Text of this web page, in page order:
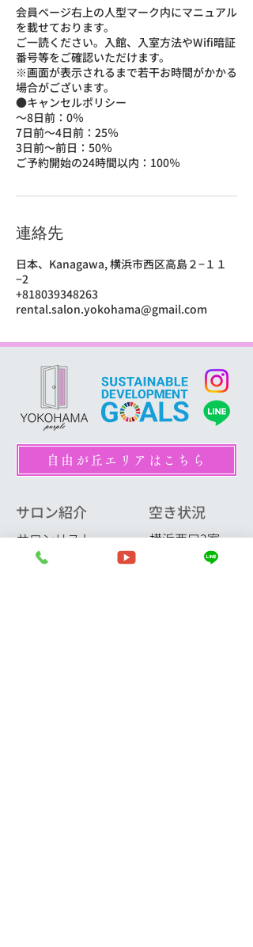
会員ページ右上の人型マーク内にマニュアル
を載せております。
ご一読ください。入館、入室方法やWifi暗証
番号等をご確認いただけます。
※画面が表示されるまで若干お時間がかかる
場合がございます。
●キャンセルポリシー
～8日前：0％
7日前～4日前：25％
3日前〜前日：50％
ご予約開始の24時間以内：100％
連絡先
日本、Kanagawa, 横浜市西区高島２−１１
−2
+818039348263
rental.salon.yokohama@gmail.com
自由が丘エリアはこちら
サロン紹介
サロンリスト
La cage横浜西口
空き状況
横浜西口3室
横浜東口7室